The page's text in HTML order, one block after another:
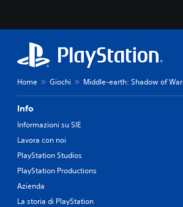
Home Giochi Middle-earth: Shadow of War
Info
Informazioni su SIE
Lavora con noi
PlayStation Studios
PlayStation Productions
Azienda
La storia di PlayStation